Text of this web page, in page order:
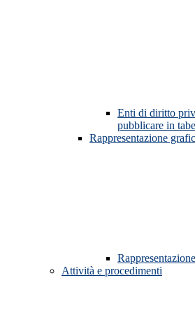
Enti di diritto
pubblicare in
Rappresentazione
Attività e procedimenti